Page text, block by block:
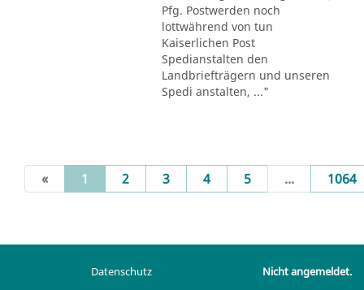
Pfg. Postwerden noch
lottwährend von tun
Kaiserlichen Post
Spedianstalten den
Landbriefträgern und unseren
Spedi anstalten, ..."
« 1 (current)
2 3 4 5 ... 1064
Datenschutz
Nicht angemeldet.